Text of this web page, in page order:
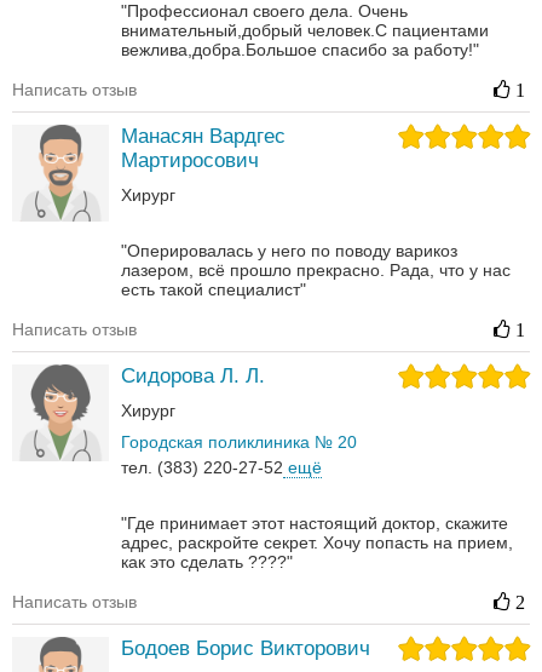
"Профессионал своего дела. Очень
внимательный,добрый человек.С пациентами
вежлива,добра.Большое спасибо за работу!"
Написать отзыв 1
Манасян Вардгес
Мартиросович
Хирург
"Оперировалась у него по поводу варикоз
лазером, всё прошло прекрасно. Рада, что у нас
есть такой специалист"
Написать отзыв 1
Сидорова Л. Л.
Хирург
Городская поликлиника № 20
тел. (383) 220-27-52 ещё
"Где принимает этот настоящий доктор, скажите
адрес, раскройте секрет. Хочу попасть на прием,
как это сделать ????"
Написать отзыв 2
Бодоев Борис Викторович